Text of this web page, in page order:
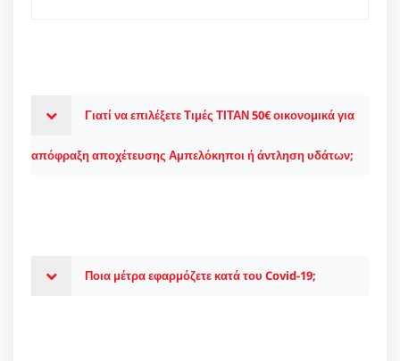
Γιατί να επιλέξετε Τιμές ΤΙΤΑΝ 50€ οικονομικά για
απόφραξη αποχέτευσης Αμπελόκηποι ή άντληση υδάτων;
Ποια μέτρα εφαρμόζετε κατά του Covid-19;